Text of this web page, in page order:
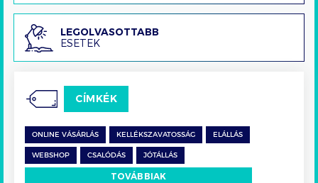
Legolvasottabb
esetek
LEGOLVASOTTABB
ESETEK
CÍMKÉK
ONLINE VÁSÁRLÁS KELLÉKSZAVATOSSÁG ELÁLLÁS
WEBSHOP CSALÓDÁS JÓTÁLLÁS
TOVÁBBIAK